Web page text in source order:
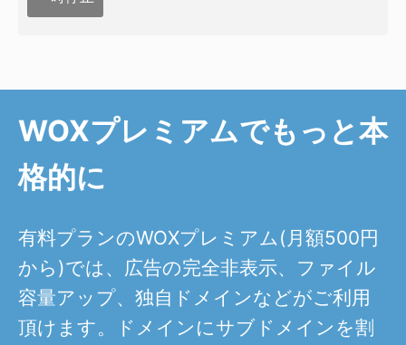
WOXプレミアムでもっと本
格的に
有料プランのWOXプレミアム(月額500円
から)では、広告の完全非表示、ファイル
容量アップ、独自ドメインなどがご利用
頂けます。ドメインにサブドメインを割